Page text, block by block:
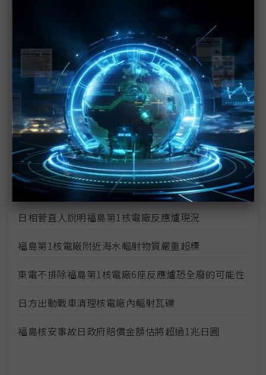
福島核災沒完沒了 電廠周邊驗出鈽
1千萬倍輻射量搞烏龍 東電下修至10萬倍
福島1號核電廠1、2號爐污水出現輻射濃度超標
福島第1核電廠3號機傳有3名員工受輻射污染 2名送
醫
福島23日清晨發生規模5餘震 日方表示不影響福島
核電廠復原作業
日相菅直人說明福島第1核電廠反應爐現況
福島第1核電廠附近海水輻射物質嚴重超標
東電不排除福島第1核電廠6座反應爐恐全廢的可能性
日方出動戰車清理核電廠內輻射瓦礫
福島核安事故日政府賠償金額估將超過1兆日圓